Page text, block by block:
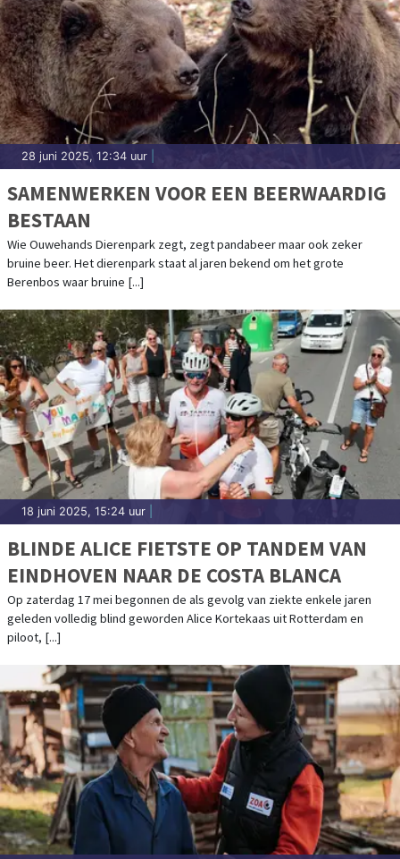
28 juni 2025, 12:34 uur
SAMENWERKEN VOOR EEN BEERWAARDIG
BESTAAN
Wie Ouwehands Dierenpark zegt, zegt pandabeer maar ook zeker
bruine beer. Het dierenpark staat al jaren bekend om het grote
Berenbos waar bruine [...]
18 juni 2025, 15:24 uur
BLINDE ALICE FIETSTE OP TANDEM VAN
EINDHOVEN NAAR DE COSTA BLANCA
Op zaterdag 17 mei begonnen de als gevolg van ziekte enkele jaren
geleden volledig blind geworden Alice Kortekaas uit Rotterdam en
piloot, [...]